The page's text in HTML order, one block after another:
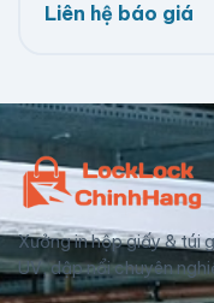
Liên hệ báo giá
Xưởng in hộp giấy & túi
UV, dập nổi chuyên